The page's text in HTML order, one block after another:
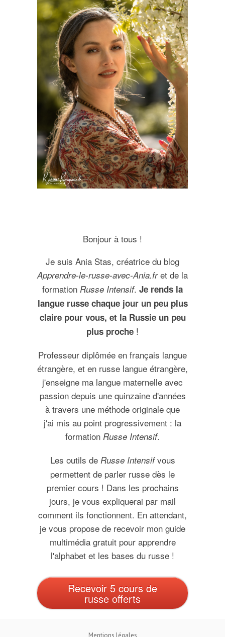
Bonjour à tous !
Je suis Ania Stas, créatrice du blog
Apprendre-le-russe-avec-Ania.fret de la
formation Russe Intensif. Je rends la
langue russe chaque jour un peu plus
claire pour vous, et la Russie un peu
plus proche !
Professeur diplômée en français langue
étrangère, et en russe langue étrangère,
j'enseigne ma langue maternelle avec
passion depuis une quinzaine d'années
à travers une méthode originale que
j'ai mis au point progressivement : la
formation Russe Intensif.
Les outils de Russe Intensifvous
permettent de parler russe dès le
premier cours ! Dans les prochains
jours, je vous expliquerai par mail
comment ils fonctionnent. En attendant,
je vous propose de recevoir mon guide
multimédia gratuit pour apprendre
l'alphabet et les bases du russe !
Recevoir 5 cours de
russe offerts
Mentions légales